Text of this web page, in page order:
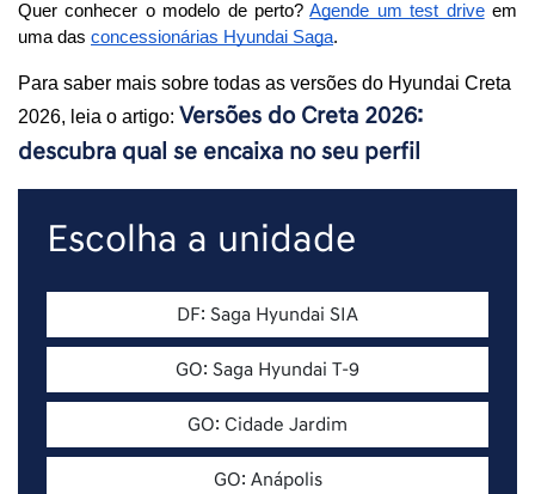
Quer conhecer o modelo de perto? Agende um test drive em
uma das concessionárias Hyundai Saga.
Para saber mais sobre todas as versões do Hyundai Creta
2026, leia o artigo: Versões do Creta 2026:
descubra qual se encaixa no seu perfil
Escolha a unidade
DF: Saga Hyundai SIA
GO: Saga Hyundai T-9
GO: Cidade Jardim
GO: Anápolis